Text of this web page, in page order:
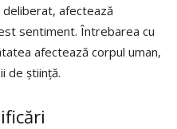
deliberat, afectează
sentiment. Întrebarea cu
afectează corpul uman,
de știință.